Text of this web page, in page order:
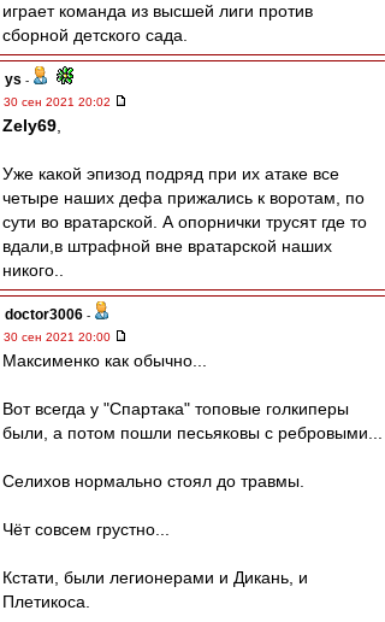
играет команда из высшей лиги против
сборной детского сада.
ys -
30 сен 2021 20:02
Zely69
Уже какой эпизод подряд при их атаке все
четыре наших дефа прижались к воротам, по
сути во вратарской. А опорнички трусят где то
вдали,в штрафной вне вратарской наших
никого..
doctor3006 -
30 сен 2021 20:00
Максименко как обычно...
Вот всегда у "Спартака" топовые голкиперы
были, а потом пошли песьяковы с ребровыми...
Селихов нормально стоял до травмы.
Чёт совсем грустно...
Кстати, были легионерами и Дикань, и
Плетикоса.